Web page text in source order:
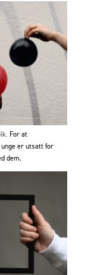
For at
er utsatt for
dem.